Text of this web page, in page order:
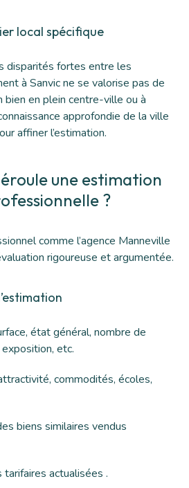
local spécifique
disparités fortes entre les
à Sanvic ne se valorise pas de
bien en plein centre-ville ou à
approfondie de la ville
affiner l’estimation.
une estimation
?
comme l’agence Manneville
rigoureuse et argumentée.
état général, nombre de
etc.
commodités, écoles,
biens similaires vendus
actualisées .